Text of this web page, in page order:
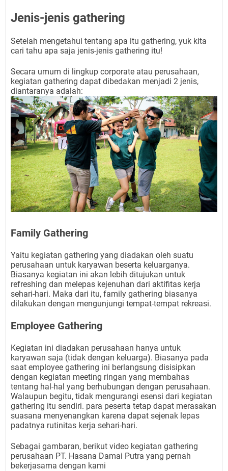
Jenis-jenis gathering
Setelah mengetahui tentang apa itu gathering, yuk kita
cari tahu apa saja jenis-jenis gathering itu!
Secara umum di lingkup corporate atau perusahaan,
kegiatan gathering dapat dibedakan menjadi 2 jenis,
diantaranya adalah:
Family Gathering
Yaitu kegiatan gathering yang diadakan oleh suatu
perusahaan untuk karyawan beserta keluarganya.
Biasanya kegiatan ini akan lebih ditujukan untuk
refreshing dan melepas kejenuhan dari aktifitas kerja
sehari-hari. Maka dari itu, family gathering biasanya
dilakukan dengan mengunjungi tempat-tempat rekreasi.
Employee Gathering
Kegiatan ini diadakan perusahaan hanya untuk
karyawan saja (tidak dengan keluarga). Biasanya pada
saat employee gathering ini berlangsung disisipkan
dengan kegiatan meeting ringan yang membahas
tentang hal-hal yang berhubungan dengan perusahaan.
Walaupun begitu, tidak mengurangi esensi dari kegiatan
gathering itu sendiri. para peserta tetap dapat merasakan
suasana menyenangkan karena dapat sejenak lepas
padatnya rutinitas kerja sehari-hari.
Sebagai gambaran, berikut video kegiatan gathering
perusahaan PT. Hasana Damai Putra yang pernah
bekerjasama dengan kami